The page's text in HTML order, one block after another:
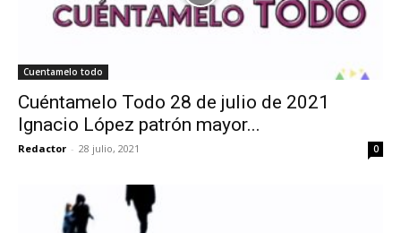
Cuentamelo todo
Cuéntamelo Todo 28 de julio de 2021
Ignacio López patrón mayor...
Redactor - 28 julio, 2021 0